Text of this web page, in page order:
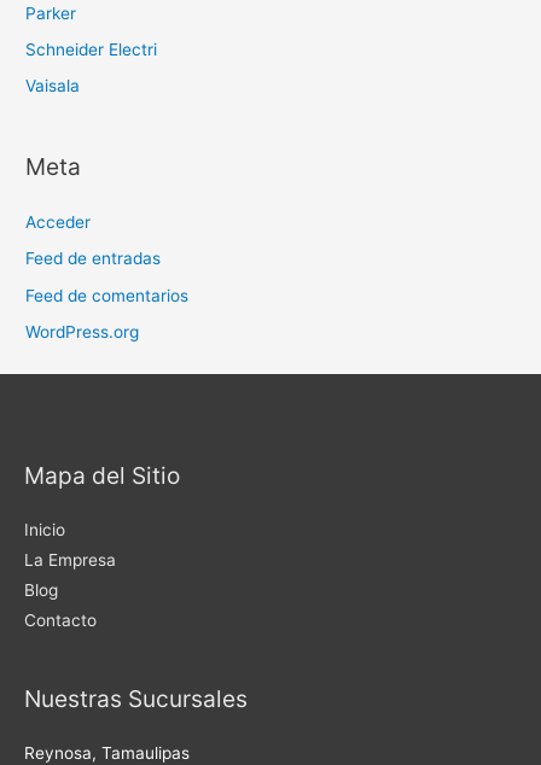
Parker
Schneider Electri
Vaisala
Meta
Acceder
Feed de entradas
Feed de comentarios
WordPress.org
Mapa del Sitio
Inicio
La Empresa
Blog
Contacto
Nuestras Sucursales
Reynosa, Tamaulipas